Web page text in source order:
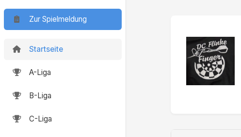
Zur Spielmeldung
Startseite
A-Liga
B-Liga
C-Liga